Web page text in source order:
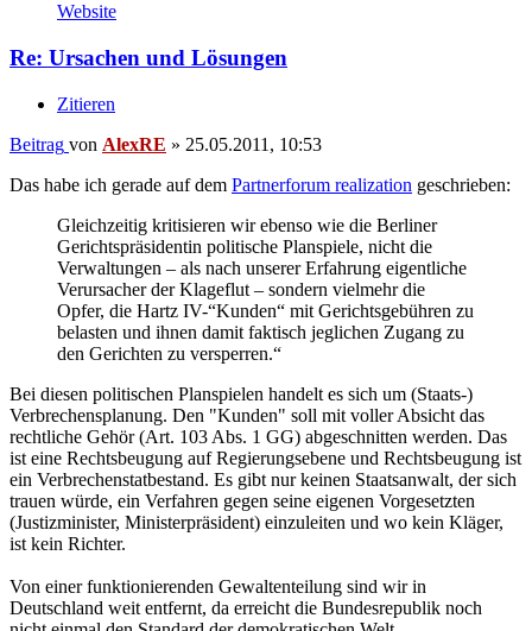
Das entspricht in etwa unseren Vorstellungen, wie sich alle Gerichte
- insbesondere Zivilgerichte, dort speziell Kammern für Handels-
und Bausachen, gegen durch absichtlichen Rechtsmissbrauch
Rechtsstreitigkeiten zwischen Unternehmen der Rechtsmissbrauch
deshalb schwachsinnige Einwendungen vortragen, könnte man auch
noch über eine Vorabprüfung solcher Rechtspositionen - ähnlich wie
bei Anträgen auf Prozesskostenhilfe - auf Mutwilligkeit diskutieren,
die bei positivem Befund das Gericht ermächtigt, dem Beklagten
bereits zu Beginn des Verfahrens aufzuerlegen, die eingeklagte
Summe als Sicherheit zu hinterlegen.
Damit würde dem typischen Zeitspiel von beklagten Unternehmern,
das einen erheblichen Teil der Überlastung von Zivilgerichten
verursacht, der wirtschaftliche Nutzen entzogen.
Der Stuttgarter OB Rommel:
Ich trete überall, wo das notwendig ist, der Meinung entgegen, der
Umstand, dass die Diktatur zu allem fähig war, berechtige dazu, die
Demokratie zu allem unfähig zu machen.
Nach oben
GasGerd
Beiträge: 674
Registriert:18.02.2011, 19:33